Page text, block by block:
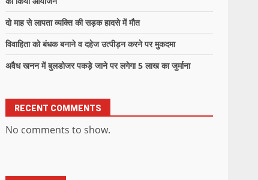
दो माह से लापता व्यक्ति की सड़क हादसे में मौत
विवाहिता को बंधक बनाने व दहेज उत्पीड़न करने पर मुकदमा
अवैध खनन में बुलडोजर पकड़े जाने पर लगेगा 5 लाख का जुर्माना
RECENT COMMENTS
No comments to show.